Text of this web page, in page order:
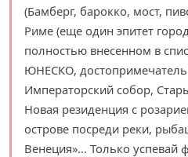
(Бамберг, барокко, мост,
Риме (еще один эпитет
полностью внесенном в
ЮНЕСКО,
Императорский собор,
Новая резиденция с
острове посреди реки,
Венеция»... Только успевай